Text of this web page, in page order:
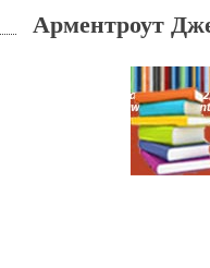
Арментроут